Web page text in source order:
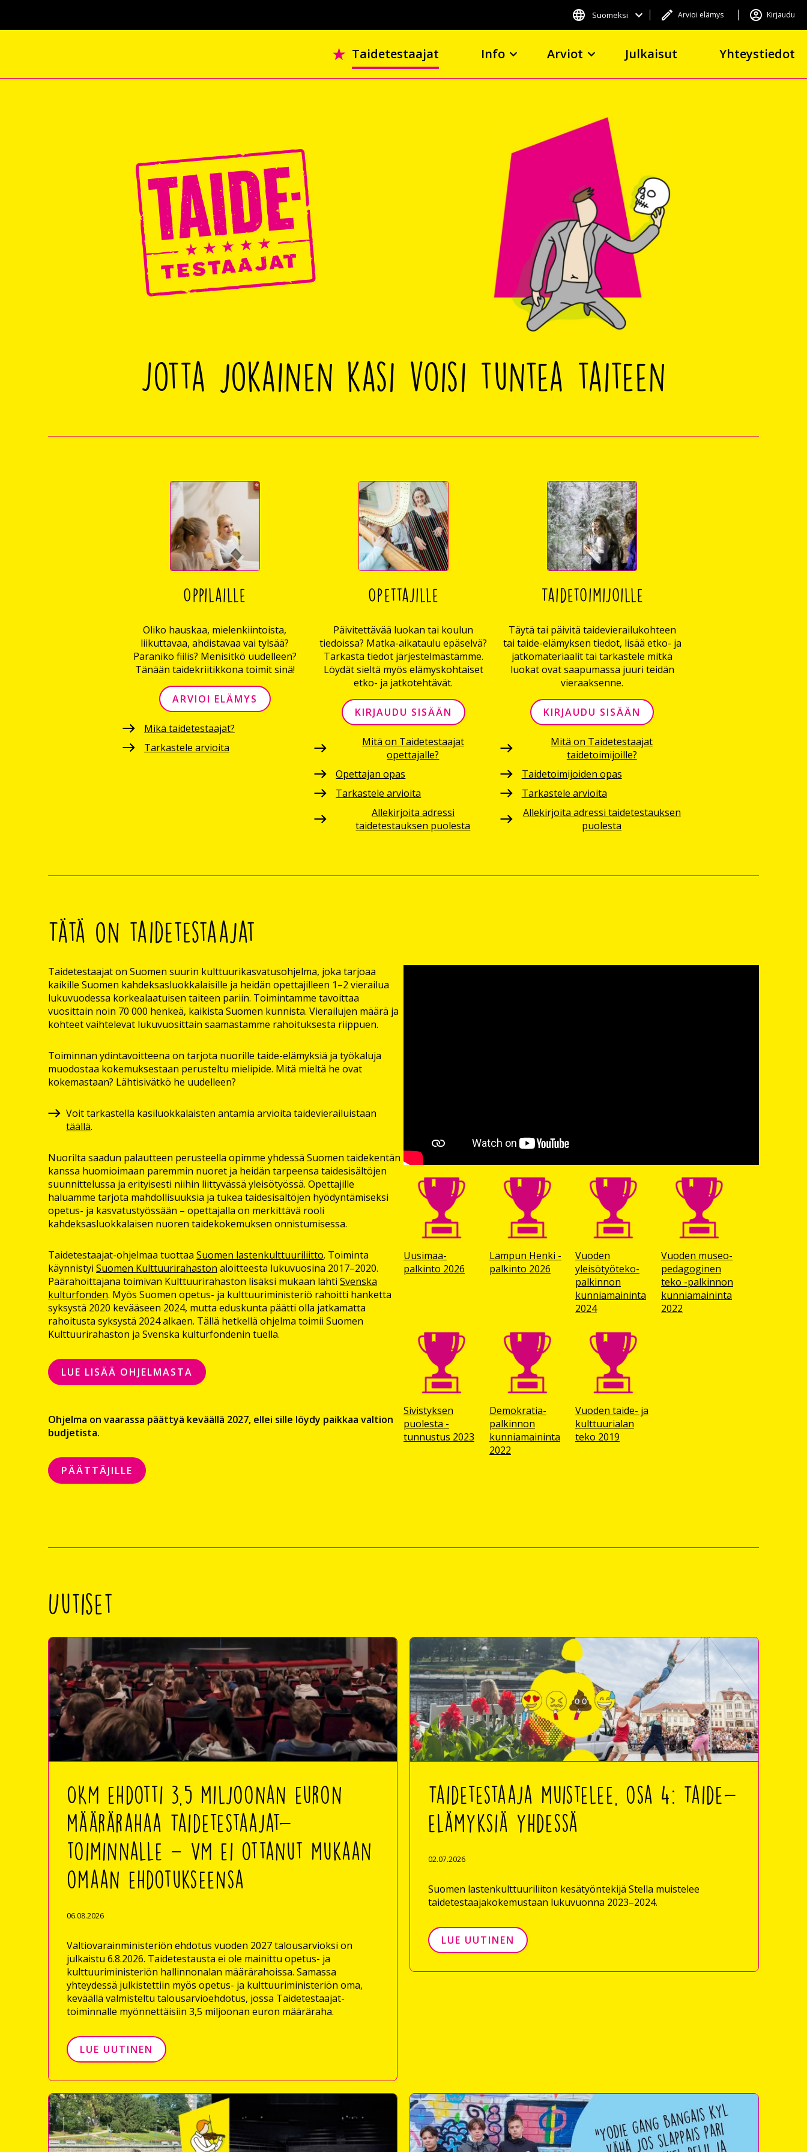
Suomeksi Arvioi elämys Kirjaudu
Taidetestaajat Info Arviot Julkaisut Yhteystiedot
Jotta jokainen kasi voisi tuntea taiteen
Oppilaille
Oliko hauskaa, mielenkiintoista,
liikuttavaa, ahdistavaa vai tylsää?
Paraniko fiilis? Menisitkö uudelleen?
Tänään taidekriitikkona toimit sinä!
ARVIOI ELÄMYS
Mikä taidetestaajat?
Tarkastele arvioita
Opettajille
Päivitettävää luokan tai koulun
tiedoissa? Matka-aikataulu epäselvä?
Tarkasta tiedot järjestelmästämme.
Löydät sieltä myös elämyskohtaiset
etko- ja jatkotehtävät.
KIRJAUDU SISÄÄN
Mitä on Taidetestaajat
opettajalle?
Opettajan opas
Tarkastele arvioita
Allekirjoita adressi
taidetestauksen puolesta
Taidetoimijoille
Täytä tai päivitä taidevierailukohteen
tai taide-elämyksen tiedot, lisää etko- ja
jatkomateriaalit tai tarkastele mitkä
luokat ovat saapumassa juuri teidän
vieraaksenne.
KIRJAUDU SISÄÄN
Mitä on Taidetestaajat
taidetoimijoille?
Taidetoimijoiden opas
Tarkastele arvioita
Allekirjoita adressi taidetestauksen
puolesta
Tätä on taidetestaajat
Taidetestaajat on Suomen suurin kulttuurikasvatusohjelma, joka tarjoaa
kaikille Suomen kahdeksasluokkalaisille ja heidän opettajilleen 1–2 vierailua
lukuvuodessa korkealaatuisen taiteen pariin. Toimintamme tavoittaa
vuosittain noin 70 000 henkeä, kaikista Suomen kunnista. Vierailujen määrä ja
kohteet vaihtelevat lukuvuosittain saamastamme rahoituksesta riippuen.
Toiminnan ydintavoitteena on tarjota nuorille taide-elämyksiä ja työkaluja
muodostaa kokemuksestaan perusteltu mielipide. Mitä mieltä he ovat
kokemastaan? Lähtisivätkö he uudelleen?
Voit tarkastella kasiluokkalaisten antamia arvioita taidevierailuistaan
täällä.
Nuorilta saadun palautteen perusteella opimme yhdessä Suomen taidekentän
kanssa huomioimaan paremmin nuoret ja heidän tarpeensa taidesisältöjen
suunnittelussa ja erityisesti niihin liittyvässä yleisötyössä. Opettajille
haluamme tarjota mahdollisuuksia ja tukea taidesisältöjen hyödyntämiseksi
opetus- ja kasvatustyössään – opettajalla on merkittävä rooli
kahdeksasluokkalaisen nuoren taidekokemuksen onnistumisessa.
Taidetestaajat-ohjelmaa tuottaa Suomen lastenkulttuuriliitto. Toiminta
käynnistyi Suomen Kulttuurirahaston aloitteesta lukuvuosina 2017–2020.
Päärahoittajana toimivan Kulttuurirahaston lisäksi mukaan lähti Svenska
kulturfonden. Myös Suomen opetus- ja kulttuuriministeriö rahoitti hanketta
syksystä 2020 kevääseen 2024, mutta eduskunta päätti olla jatkamatta
rahoitusta syksystä 2024 alkaen. Tällä hetkellä ohjelma toimii Suomen
Kulttuurirahaston ja Svenska kulturfondenin tuella.
LUE LISÄÄ OHJELMASTA
Ohjelma on vaarassa päättyä keväällä 2027, ellei sille löydy paikkaa valtion
budjetista.
PÄÄTTÄJILLE
Uusimaa-
palkinto 2026
Lampun Henki -
palkinto 2026
Vuoden
yleisötyöteko-
palkinnon
kunniamaininta
2024
Vuoden museo­
pedagoginen
teko -palkinnon
kunnia­maininta
2022
Sivistyksen
puolesta -
tunnustus 2023
Demokratia-
palkinnon
kunnia­maininta
2022
Vuoden taide- ja
kulttuuri­alan
teko 2019
Uutiset
OKM ehdotti 3,5 miljoonan euron
määrärahaa Taidetestaajat-
toiminnalle – VM ei ottanut mukaan
omaan ehdotukseensa
06.08.2026
Valtiovarainministeriön ehdotus vuoden 2027 talousarvioksi on
julkaistu 6.8.2026. Taidetestausta ei ole mainittu opetus- ja
kulttuuriministeriön hallinnonalan määrärahoissa. Samassa
yhteydessä julkistettiin myös opetus- ja kulttuuriministeriön oma,
keväällä valmisteltu talousarvioehdotus, jossa Taidetestaajat-
toiminnalle myönnettäisiin 3,5 miljoonan euron määräraha.
LUE UUTINEN
Taidetestaaja muistelee, osa 4: Taide-
elämyksiä yhdessä
02.07.2026
Suomen lastenkulttuuriliiton kesätyöntekijä Stella muistelee
taidetestaajakokemustaan lukuvuonna 2023–2024.
LUE UUTINEN